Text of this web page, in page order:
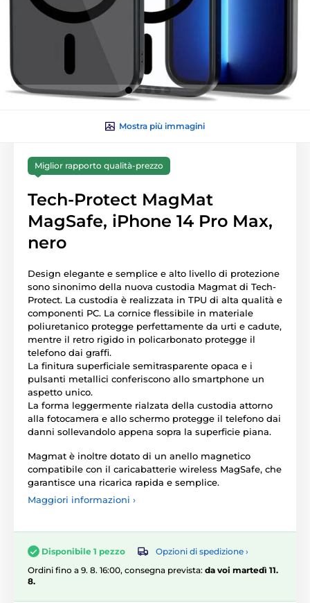
Mostra più immagini
Miglior rapporto qualità-prezzo
Tech-Protect MagMat
MagSafe, iPhone 14 Pro Max,
nero
Design elegante e semplice e alto livello di protezione
sono sinonimo della nuova custodia Magmat di Tech-
Protect. La custodia è realizzata in TPU di alta qualità e
componenti PC. La cornice flessibile in materiale
poliuretanico protegge perfettamente da urti e cadute,
mentre il retro rigido in policarbonato protegge il
telefono dai graffi.
La finitura superficiale semitrasparente opaca e i
pulsanti metallici conferiscono allo smartphone un
aspetto unico.
La forma leggermente rialzata della custodia attorno
alla fotocamera e allo schermo protegge il telefono dai
danni sollevandolo appena sopra la superficie piana.
Magmat è inoltre dotato di un anello magnetico
compatibile con il caricabatterie wireless MagSafe, che
garantisce una ricarica rapida e semplice.
Maggiori informazioni ›
Disponibile 1 pezzo
Opzioni di spedizione ›
Ordini fino a 9. 8. 16:00, consegna prevista: da voi martedì 11.
8.